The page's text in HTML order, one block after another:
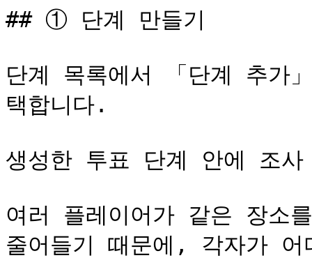
## ① 단계 만들기
단계 목록에서 「단계 추가
택합니다.
생성한 투표 단계 안에 조
여러 플레이어가 같은 장소
줄어들기 때문에, 각자가